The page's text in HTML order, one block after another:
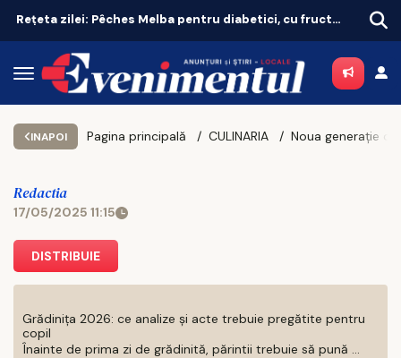
Rețeta zilei: Pêches Melba pentru diabetici, cu fructe de sezon
INAPOI Pagina principală CULINARIA
Redactia
17/05/2025 11:15
DISTRIBUIE
Grădinița 2026: ce analize și acte trebuie pregătite pentru
copil
Înainte de prima zi de grădinită, părintii trebuie să pună ...